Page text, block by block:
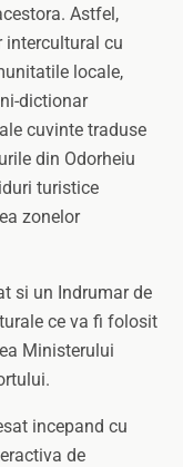
Astfel,
intercultural cu
locale,
dictionar
cuvinte traduse
din Odorheiu
turistice
zonelor
si un Indrumar de
ce va fi folosit
Ministerului
incepand cu
de